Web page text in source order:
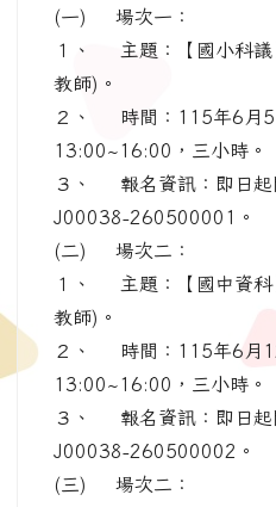
(一) 場次一：
１、 主題：【國小科議
教師)。
２、 時間：115年6月5
13:00~16:00，三小時。
３、 報名資訊：即日起
J00038-260500001。
(二) 場次二：
１、 主題：【國中資科
教師)。
２、 時間：115年6月
13:00~16:00，三小時。
３、 報名資訊：即日起
J00038-260500002。
(三) 場次二：